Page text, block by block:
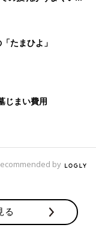
をこなしながら忙
サインをずっと見張
活動時間。活動時
ことです。これを
と、眠くなるサイ
でしょうか？
〜4歳になると6時
間も長くなります。
夏のトラブル 解決テ
たまひよ」
じまい費用
by
る